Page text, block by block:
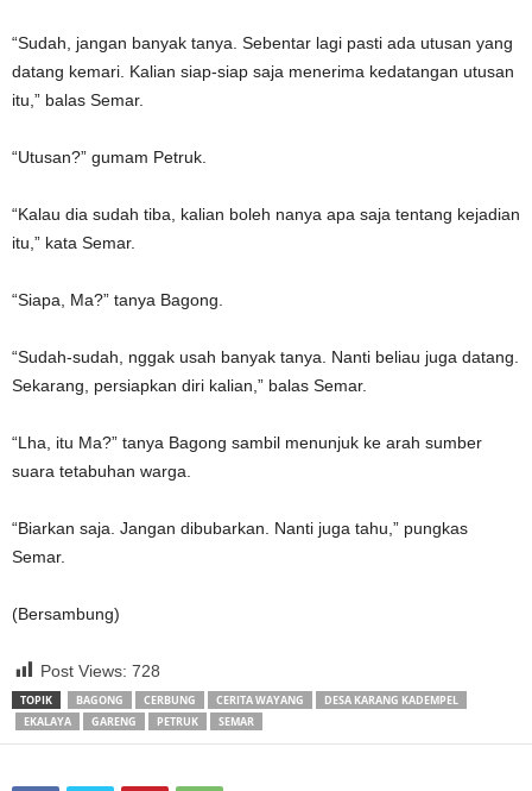
“Sudah, jangan banyak tanya. Sebentar lagi pasti ada utusan yang
datang kemari. Kalian siap-siap saja menerima kedatangan utusan
itu,” balas Semar.
“Utusan?” gumam Petruk.
“Kalau dia sudah tiba, kalian boleh nanya apa saja tentang kejadian
itu,” kata Semar.
“Siapa, Ma?” tanya Bagong.
“Sudah-sudah, nggak usah banyak tanya. Nanti beliau juga datang.
Sekarang, persiapkan diri kalian,” balas Semar.
“Lha, itu Ma?” tanya Bagong sambil menunjuk ke arah sumber
suara tetabuhan warga.
“Biarkan saja. Jangan dibubarkan. Nanti juga tahu,” pungkas
Semar.
(Bersambung)
Post Views: 728
TOPIK BAGONG CERBUNG CERITA WAYANG
DESA KARANG KADEMPEL
EKALAYA
GARENG PETRUK SEMAR